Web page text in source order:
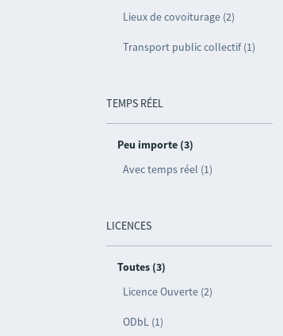
Lieux de covoiturage (2)
Transport public collectif (1)
TEMPS RÉEL
Peu importe (3)
Avec temps réel (1)
LICENCES
Toutes (3)
Licence Ouverte (2)
ODbL (1)